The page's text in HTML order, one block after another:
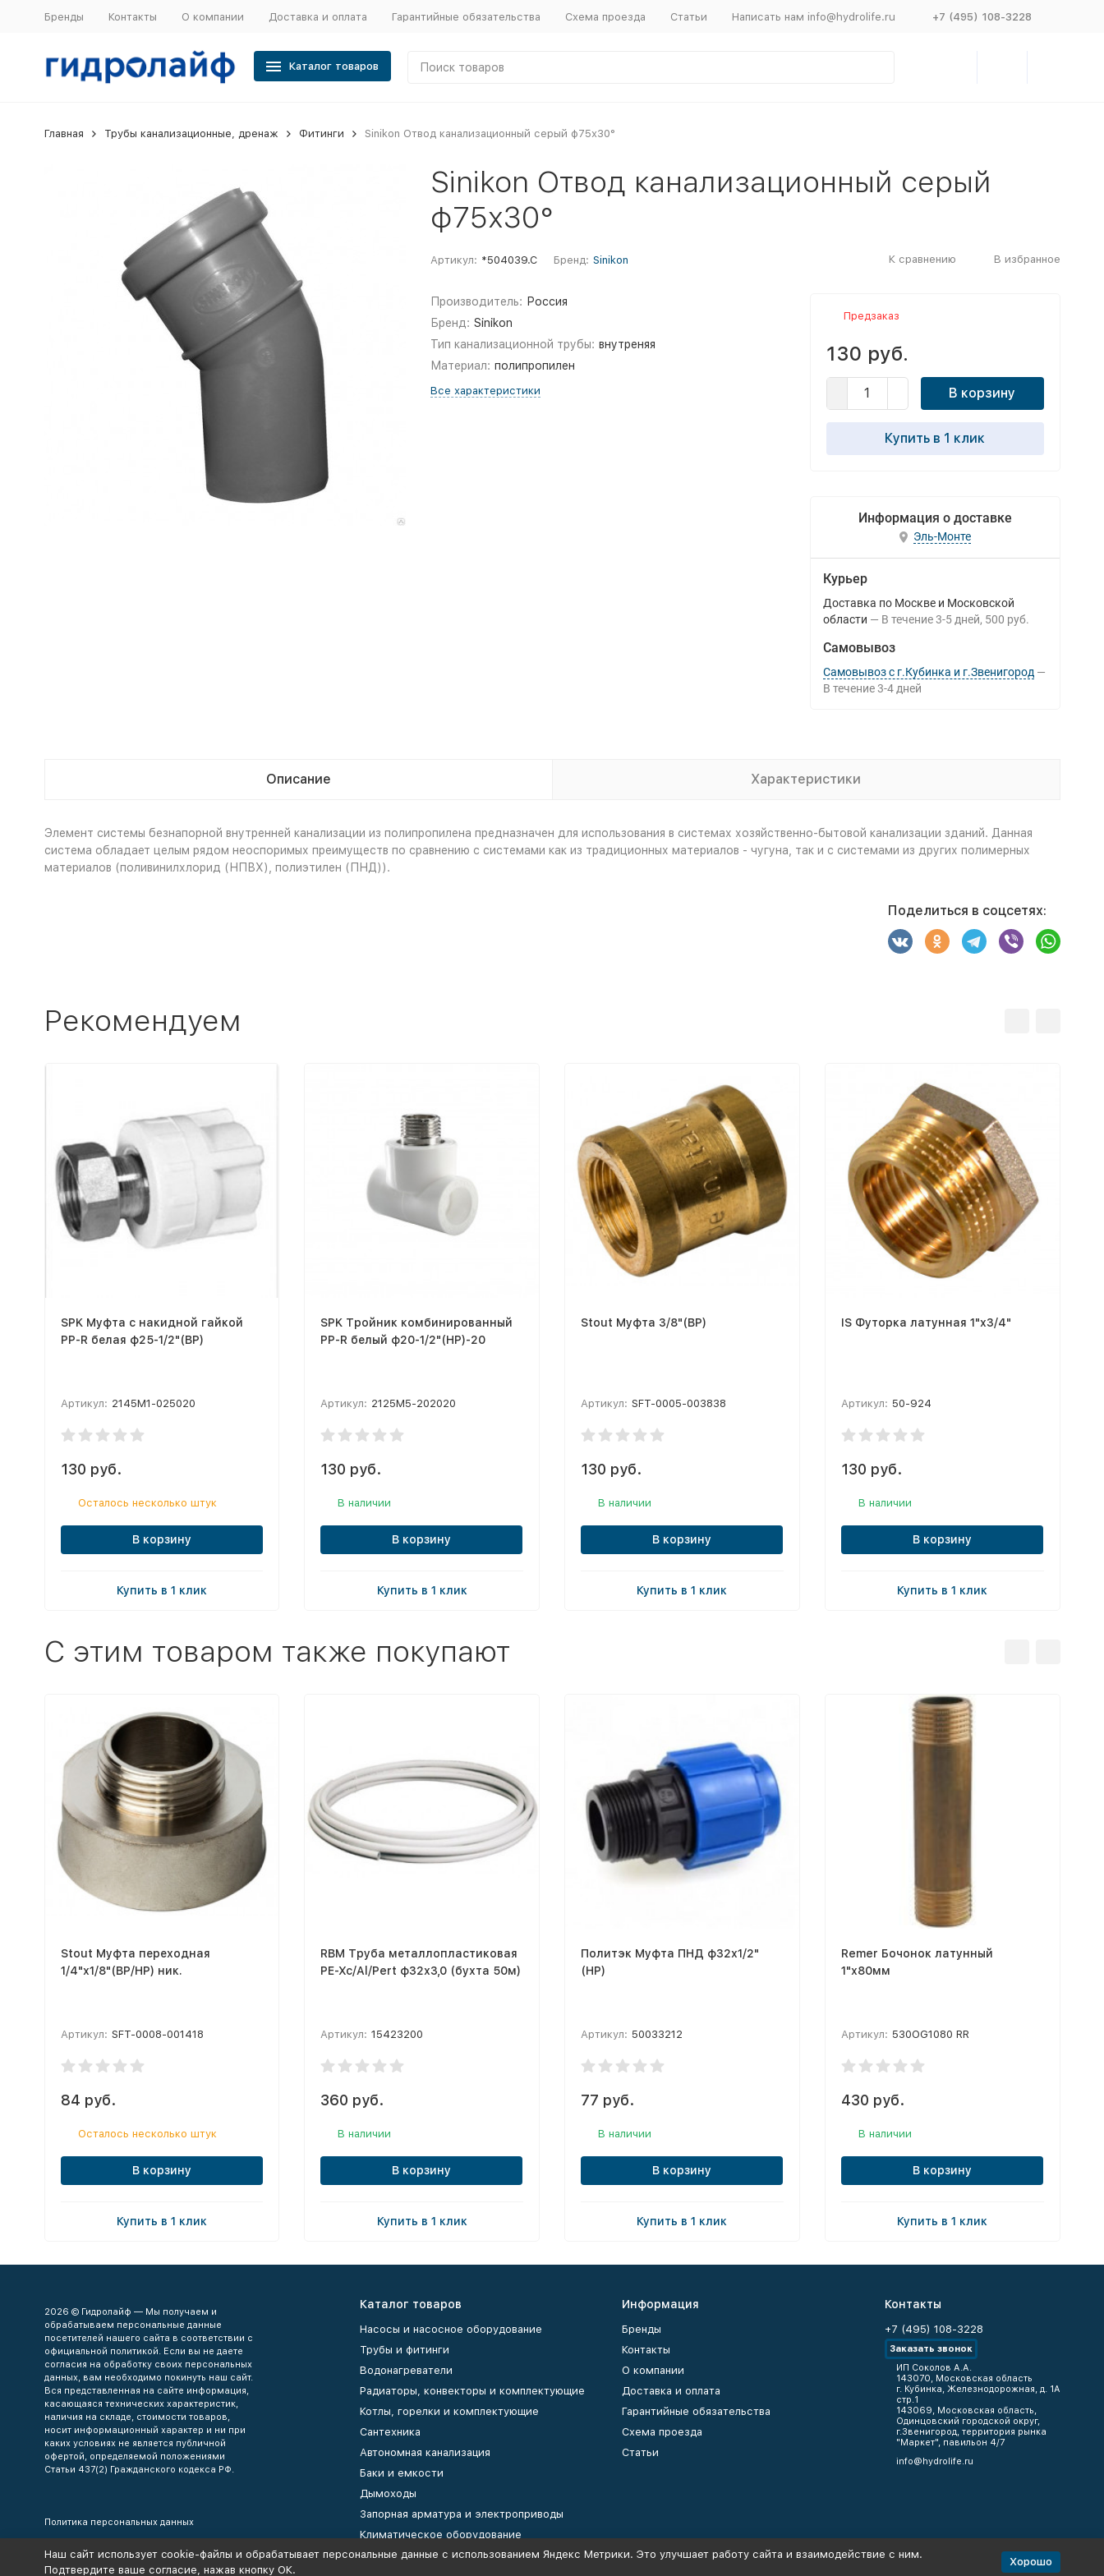
Бренды Контакты О компании Доставка и оплата Гарантийные обязательства Схема проезда Статьи Написать нам info@hydrolife.ru +7 (495) 108-3228
Каталог товаров
Главная Трубы канализационные, дренаж Фитинги Sinikon Отвод канализационный серый ф75х30°
Sinikon Отвод канализационный серый
ф75х30°
Артикул: *504039.С Бренд: Sinikon К сравнению В избранное
Производитель: Россия
Бренд: Sinikon
Тип канализационной трубы: внутреняя
Материал: полипропилен
Все характеристики
Предзаказ
130 руб.
В корзину
Купить в 1 клик
Информация о доставке
Эль-Монте
Курьер
Доставка по Москве и Московской
области
В течение 3-5 дней 500 руб.
Самовывоз
Самовывоз с г.Кубинка и г.Звенигород
В течение 3-4 дней
Описание Характеристики
Элемент системы безнапорной внутренней канализации из полипропилена предназначен для использования в системах хозяйственно-бытовой канализации зданий. Данная
система обладает целым рядом неоспоримых преимуществ по сравнению с системами как из традиционных материалов - чугуна, так и с системами из других полимерных
материалов (поливинилхлорид (НПВХ), полиэтилен (ПНД)).
Поделиться в соцсетях:
Рекомендуем
SPK Муфта с накидной гайкой
PP-R белая ф25-1/2"(ВР)
Артикул: 2145M1-025020
130 руб.
Осталось несколько штук
В корзину
Купить в 1 клик
SPK Тройник комбинированный
PP-R белый ф20-1/2"(НР)-20
Артикул: 2125M5-202020
130 руб.
В наличии
В корзину
Купить в 1 клик
Stout Муфта 3/8"(ВР)
Артикул: SFT-0005-003838
130 руб.
В наличии
В корзину
Купить в 1 клик
IS Футорка латунная 1"х3/4"
Артикул: 50-924
130 руб.
В наличии
В корзину
Купить в 1 клик
C этим товаром также покупают
Stout Муфта переходная
1/4"х1/8"(ВР/НР) ник.
Артикул: SFT-0008-001418
84 руб.
Осталось несколько штук
В корзину
Купить в 1 клик
RBM Труба металлопластиковая
PE-Xc/Al/Pert ф32х3,0 (бухта 50м)
Артикул: 15423200
360 руб.
В наличии
В корзину
Купить в 1 клик
Политэк Муфта ПНД ф32х1/2"
(НР)
Артикул: 50033212
77 руб.
В наличии
В корзину
Купить в 1 клик
Remer Бочонок латунный
1"х80мм
Артикул: 530OG1080 RR
430 руб.
В наличии
В корзину
Купить в 1 клик
2026 © Гидролайф — Мы получаем и
обрабатываем персональные данные
посетителей нашего сайта в соответствии с
официальной политикой. Если вы не даете
согласия на обработку своих персональных
данных, вам необходимо покинуть наш сайт.
Вся представленная на сайте информация,
касающаяся технических характеристик,
наличия на складе, стоимости товаров,
носит информационный характер и ни при
каких условиях не является публичной
офертой, определяемой положениями
Статьи 437(2) Гражданского кодекса РФ.
Политика персональных данных
Каталог товаров
Насосы и насосное оборудование
Трубы и фитинги
Водонагреватели
Радиаторы, конвекторы и комплектующие
Котлы, горелки и комплектующие
Сантехника
Автономная канализация
Баки и емкости
Дымоходы
Запорная арматура и электроприводы
Климатическое оборудование
Коллекторы и коллекторные группы
Информация
Бренды
Контакты
О компании
Доставка и оплата
Гарантийные обязательства
Схема проезда
Статьи
Контакты
+7 (495) 108-3228
Заказать звонок
ИП Соколов А.А.
143070, Московская область
г. Кубинка, Железнодорожная, д. 1А
стр.1
143069, Московская область,
Одинцовский городской округ,
г.Звенигород, территория рынка
"Маркет", павильон 4/7
info@hydrolife.ru
Наш сайт использует cookie-файлы и обрабатывает персональные данные с использованием Яндекс Метрики. Это улучшает работу сайта и взаимодействие с ним.
Подтвердите ваше согласие, нажав кнопку ОК.
Хорошо